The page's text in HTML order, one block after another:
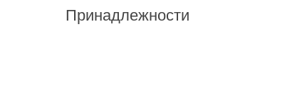
Принадлежности